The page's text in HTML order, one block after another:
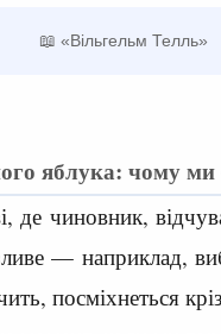
📖 «Вільгельм Телль»
яблука: чому ми
де чиновник,
— наприклад,
посміхнеться